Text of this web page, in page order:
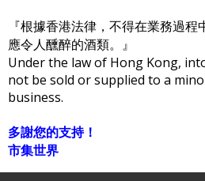
『根據香港法律，不得在業務過
應令人醺醉的酒類。』
Under the law of Hong Kong,
not be sold or supplied to a
business.
多謝您的支持！
市集世界